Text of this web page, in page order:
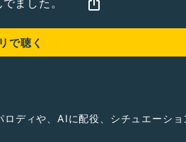
ました。
で聴く
ディや、AIに配役、シチュエーショ
じて披露していく、キウエの演技向